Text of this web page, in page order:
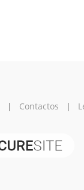
| Contactos |